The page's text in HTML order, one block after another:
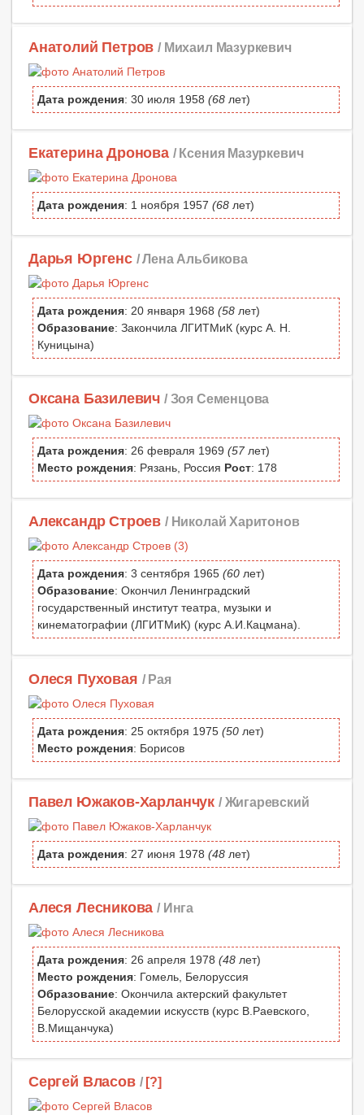
Анатолий Петров / Михаил Мазуркевич
Дата рождения: 30 июля 1958 (68 лет)
Екатерина Дронова / Ксения Мазуркевич
Дата рождения: 1 ноября 1957 (68 лет)
Дарья Юргенс / Лена Альбикова
Дата рождения: 20 января 1968 (58 лет)
Образование: Закончила ЛГИТМиК (курс А. Н.
Куницына)
Оксана Базилевич / Зоя Семенцова
Дата рождения: 26 февраля 1969 (57лет)
Место рождения: Рязань, Россия Рост: 178
Александр Строев / Николай Харитонов
Дата рождения: 3 сентября 1965 (60 лет)
Образование: Окончил Ленинградский
государственный институт театра, музыки и
кинематографии (ЛГИТМиК) (курс А.И.Кацмана).
Олеся Пуховая / Рая
Дата рождения: 25 октября 1975 (50 лет)
Место рождения: Борисов
Павел Южаков-Харланчук / Жигаревский
Дата рождения: 27 июня 1978 (48 лет)
Алеся Лесникова / Инга
Дата рождения: 26 апреля 1978 (48 лет)
Место рождения: Гомель, Белоруссия
Образование: Окончила актерский факультет
Белорусской академии искусств (курс В.Раевского,
В.Мищанчука)
Сергей Власов / [?]